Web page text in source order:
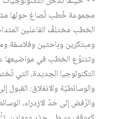
مجموعة خُطب تُصاغ حولها
الخطب مختلفُ الفاعلين
ومبتكرين وباحثين وفلاسفة
وتتنوّع الخطب في مواضيعها
التكنولوجيا الجديدة، التي
والوسائطيّة والانغلاق: القبول
والرّفض إلى حدّ الازدراء،